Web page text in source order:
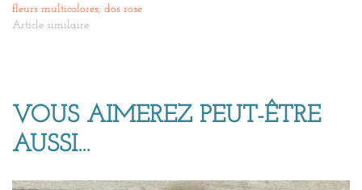
fleurs multicolores, dos rose
Article similaire
VOUS AIMEREZ PEUT-ÊTRE
AUSSI…